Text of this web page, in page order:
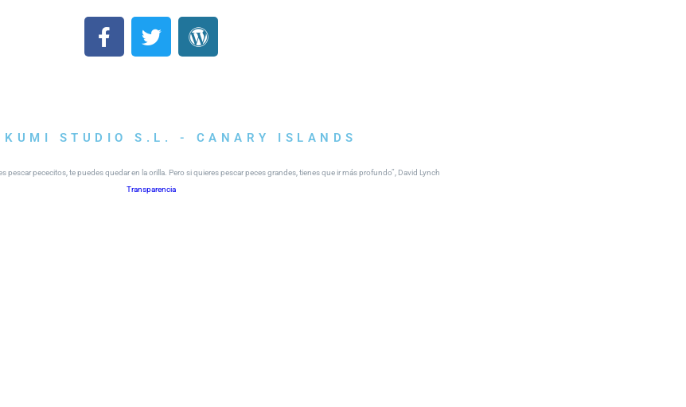
STUDIO S.L. - CANARY ISLANDS
pescar pececitos, te puedes quedar en la orilla. Pero si quieres pescar peces grandes, tienes que ir más profundo”, David Lynch
Transparencia